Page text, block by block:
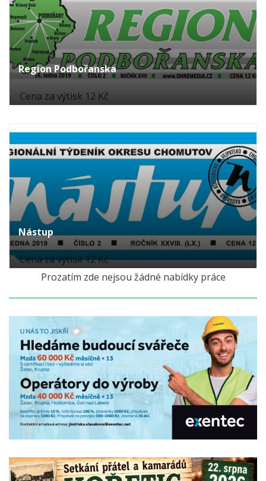
Region Podbořanska
Cena za výtisk 12 Kč
Nástup
Cena za výtisk 12 Kč
Prozatím zde nejsou žádné nabídky práce